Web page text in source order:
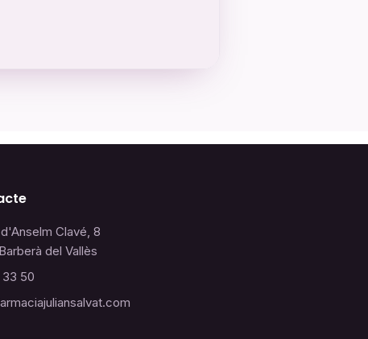
Clavé, 8
del Vallès
33 50